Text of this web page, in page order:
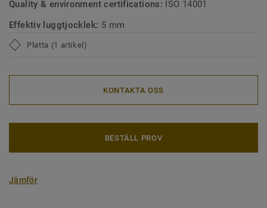
Quality & environment certifications: ISO 14001
Effektiv luggtjocklek: 5 mm
Platta (1 artikel)
KONTAKTA OSS
BESTÄLL PROV
Jämför